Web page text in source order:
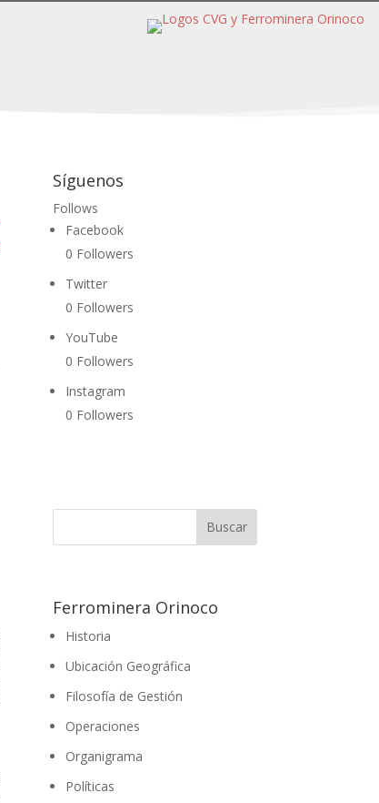
Síguenos
Follows
Facebook
0 Followers
Twitter
0 Followers
YouTube
0 Followers
Instagram
0 Followers
Ferrominera Orinoco
Historia
Ubicación Geográfica
Filosofía de Gestión
Operaciones
Organigrama
Políticas